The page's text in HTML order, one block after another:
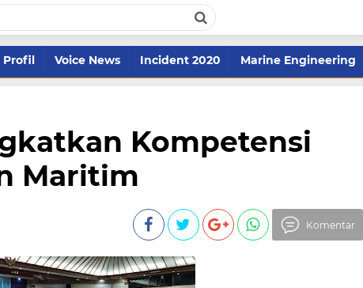
Profil Voice News Incident 2020 Marine Engineering
Kompetensi
Maritim
Komentar